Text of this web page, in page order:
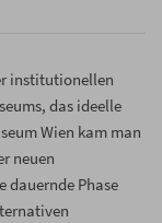
institutionellen
das ideelle
Wien kam man
neuen
dauernde Phase